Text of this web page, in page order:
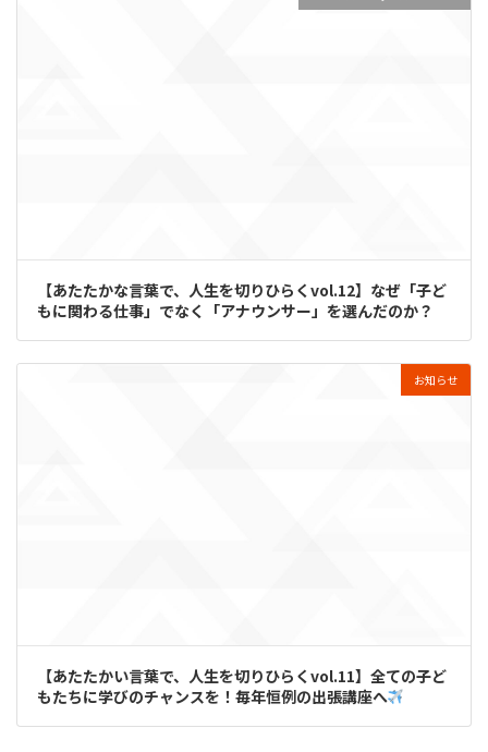
【あたたかな言葉で、人生を切りひらくvol.12】なぜ「子ど
もに関わる仕事」でなく「アナウンサー」を選んだのか？
お知らせ
【あたたかい言葉で、人生を切りひらくvol.11】全ての子ど
もたちに学びのチャンスを！毎年恒例の出張講座へ